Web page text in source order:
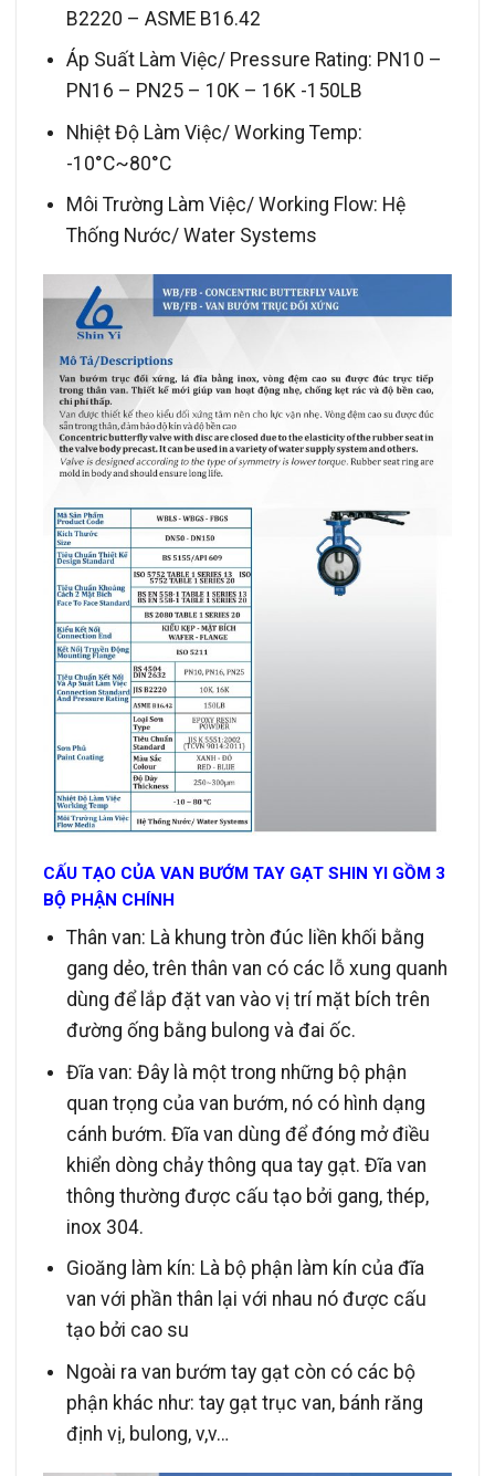
B2220 – ASME B16.42
Áp Suất Làm Việc/ Pressure Rating: PN10 –
PN16 – PN25 – 10K – 16K -150LB
Nhiệt Độ Làm Việc/ Working Temp:
-10°C~80°C
Môi Trường Làm Việc/ Working Flow: Hệ
Thống Nước/ Water Systems
CẤU TẠO CỦA VAN BƯỚM TAY GẠT SHIN YI GỒM 3
BỘ PHẬN CHÍNH
Thân van: Là khung tròn đúc liền khối bằng
gang dẻo, trên thân van có các lỗ xung quanh
dùng để lắp đặt van vào vị trí mặt bích trên
đường ống bằng bulong và đai ốc.
Đĩa van: Đây là một trong những bộ phận
quan trọng của van bướm, nó có hình dạng
cánh bướm. Đĩa van dùng để đóng mở điều
khiển dòng chảy thông qua tay gạt. Đĩa van
thông thường được cấu tạo bởi gang, thép,
inox 304.
Gioăng làm kín: Là bộ phận làm kín của đĩa
van với phần thân lại với nhau nó được cấu
tạo bởi cao su
Ngoài ra van bướm tay gạt còn có các bộ
phận khác như: tay gạt trục van, bánh răng
định vị, bulong, v,v…